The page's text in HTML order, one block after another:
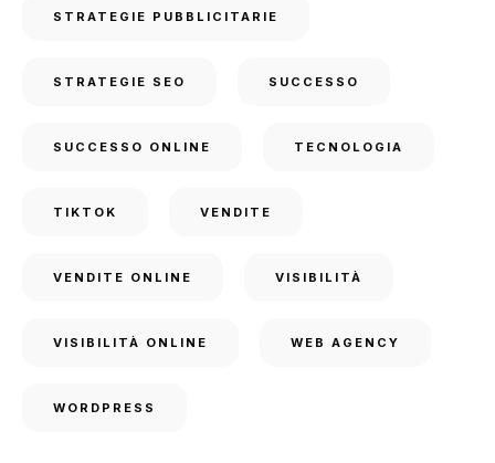
STRATEGIE PUBBLICITARIE
STRATEGIE SEO SUCCESSO
SUCCESSO ONLINE TECNOLOGIA
TIKTOK VENDITE
VENDITE ONLINE VISIBILITÀ
VISIBILITÀ ONLINE WEB AGENCY
WORDPRESS